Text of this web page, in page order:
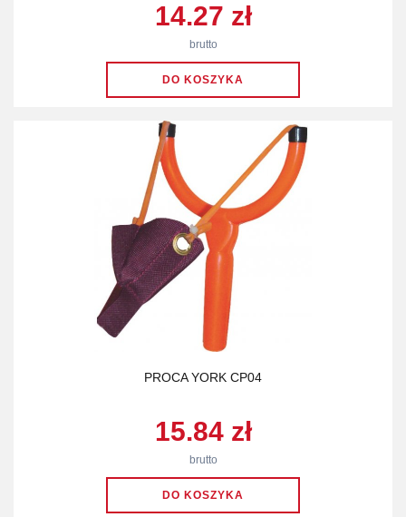
14.27 zł
brutto
PROCA YORK CP04
15.84 zł
brutto